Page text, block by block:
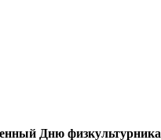
Дню физкультурника